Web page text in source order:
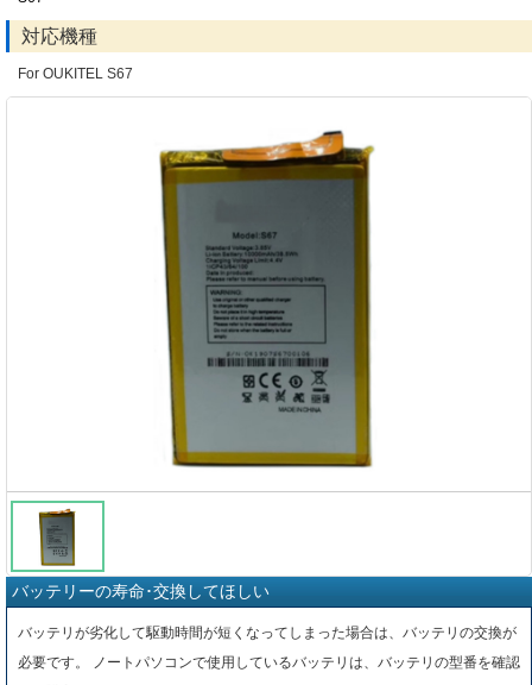
対応機種
For OUKITEL S67
バッテリーの寿命･交換してほしい
バッテリが劣化して駆動時間が短くなってしまった場合は、バッテリの交換が
必要です。 ノートパソコンで使用しているバッテリは、バッテリの型番を確認